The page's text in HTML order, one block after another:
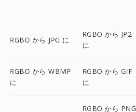
RGBO から JPG に
RGBO から JP2
に
RGBO から WBMP
に
RGBO から GIF
に
RGBO から PNG